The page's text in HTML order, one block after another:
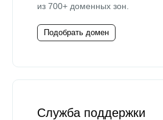
из 700+ доменных зон.
Подобрать домен
Служба поддержки